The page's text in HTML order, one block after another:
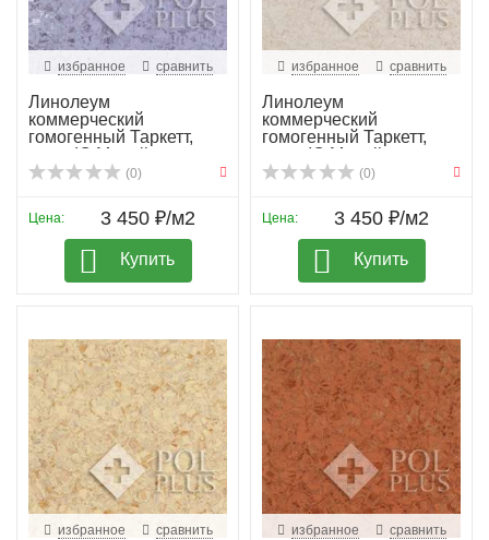
избранное сравнить
Линолеум
коммерческий
гомогенный Таркетт,
колл. IQ Megali...
(0)
Цена: 3 450 ₽/м2
Купить
избранное сравнить
Линолеум
коммерческий
гомогенный Таркетт,
колл. IQ Megali...
(0)
Цена: 3 450 ₽/м2
Купить
избранное сравнить избранное сравнить